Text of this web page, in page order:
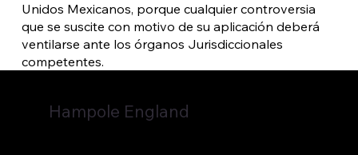
Unidos Mexicanos, porque cualquier controversia
que se suscite con motivo de su aplicación deberá
ventilarse ante los órganos Jurisdiccionales
competentes.
Hampole England